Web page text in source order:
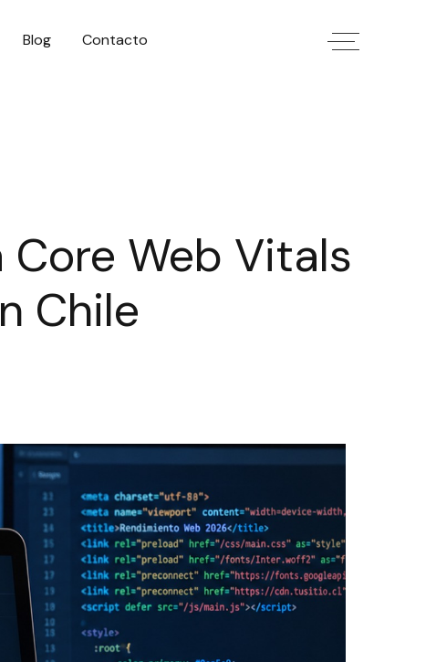
Blog Contacto
Core Web Vitals
Chile